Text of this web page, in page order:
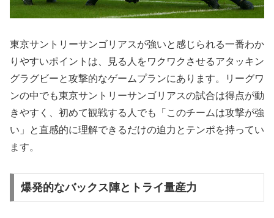
東京サントリーサンゴリアスが強いと感じられる一番わか
りやすいポイントは、見る人をワクワクさせるアタッキン
グラグビーと攻撃的なゲームプランにあります。リーグワ
ンの中でも東京サントリーサンゴリアスの試合は得点が動
きやすく、初めて観戦する人でも「このチームは攻撃が強
い」と直感的に理解できるだけの迫力とテンポを持ってい
ます。
爆発的なバックス陣とトライ量産力